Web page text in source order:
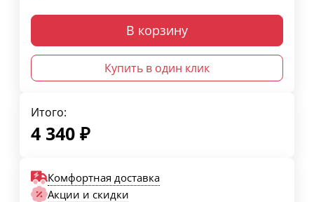
В корзину
Купить в один клик
Итого:
4 340 ₽
Комфортная доставка
Акции и скидки